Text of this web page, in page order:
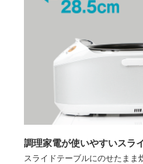
調理家電が使いやすいスラ
スライドテーブルにのせたまま